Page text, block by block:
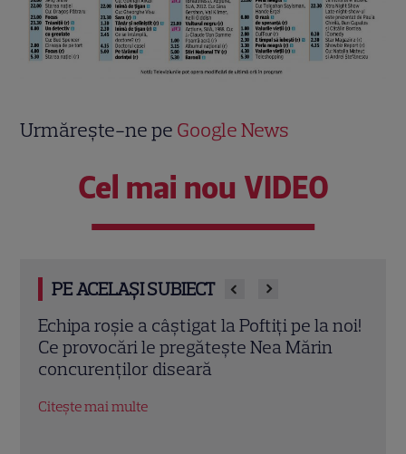
Urmărește-ne pe Google News
Cel mai nou VIDEO
PE ACELAȘI SUBIECT
„Fata din vis” începe la Pro TV! Tot ce
trebuie să știi despre serialul-fenomen
cu Çağatay Ulusoy și Demet Özdemir
Citește mai multe